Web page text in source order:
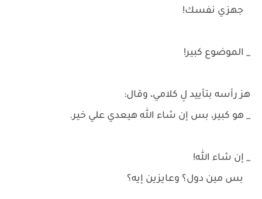
جهزي نفسك!
_ الموضوع كبير!
هز رأسه بتأييد لِ كلامي، وقال:
_ هو كبير، بس إن شاء الله هيعدي علي خير.
_ إن شاء الله!
بس مين دول؟ وعايزين إيه؟